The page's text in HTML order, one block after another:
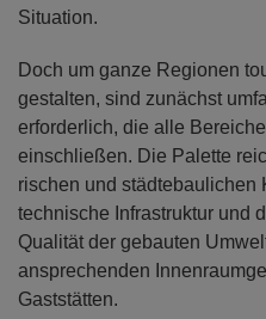
Situation.
Doch um ganze Regionen
gestalten, sind zunächst
erforderlich, die alle
einschließen. Die Palette
rischen und städtebaulichen
technische Infrastruktur und
Qualität der gebauten
ansprechenden
Gaststätten.